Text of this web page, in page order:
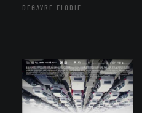
DEGAVRE ÉLODIE